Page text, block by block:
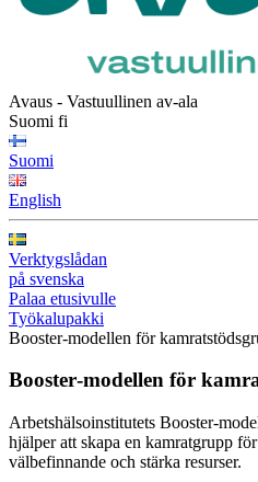
Avaus - Vastuullinen av-ala
Suomi fi
Suomi
English
Verktygslådan
på svenska
Palaa etusivulle
Työkalupakki
Booster-modellen för
Booster‑modellen för
Arbetshälsoinstitutets Booster-
hjälper att skapa en kamratgrupp
välbefinnande och stärka resurser.